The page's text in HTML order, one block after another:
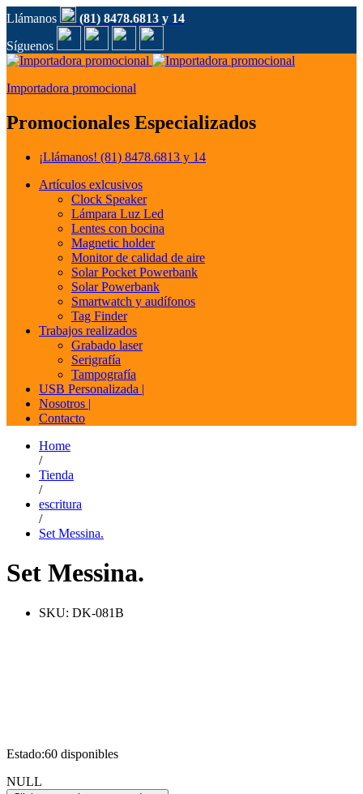
Llámanos
(81) 8478.6813 y 14
Síguenos
Importadora promocional
Promocionales Especializados
¡Llámanos! (81) 8478.6813 y 14
Artículos exlcusivos
Clock Speaker
Lámpara Luz Led
Lentes con bocina
Magnetic holder
Monitor de calidad de aire
Solar Pocket Powerbank
Solar Powerbank
Smartwatch y audífonos
Tag Finder
Trabajos realizados
Grabado laser
Serigrafía
Tampografía
USB Personalizada |
Nosotros |
Contacto
Home
/
Tienda
/
escritura
/
Set Messina.
Set Messina.
SKU: DK-081B
Estado:60 disponibles
NULL